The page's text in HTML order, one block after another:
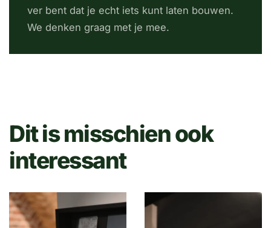
ver bent dat je echt iets kunt laten bouwen.
We denken graag met je mee.
Dit is misschien ook
interessant